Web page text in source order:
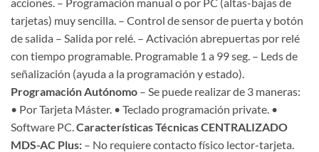
tarjetas) muy sencilla. – Control de sensor de puerta y botón
de salida – Salida por relé. – Activación abrepuertas por relé
con tiempo programable. Programable 1 a 99 seg. – Leds de
señalización (ayuda a la programación y estado).
Programación Autónomo – Se puede realizar de 3 maneras:
• Por Tarjeta Máster. • Teclado programación private. •
Software PC.Características Técnicas CENTRALIZADO
MDS-AC Plus: – No requiere contacto físico lector-tarjeta.